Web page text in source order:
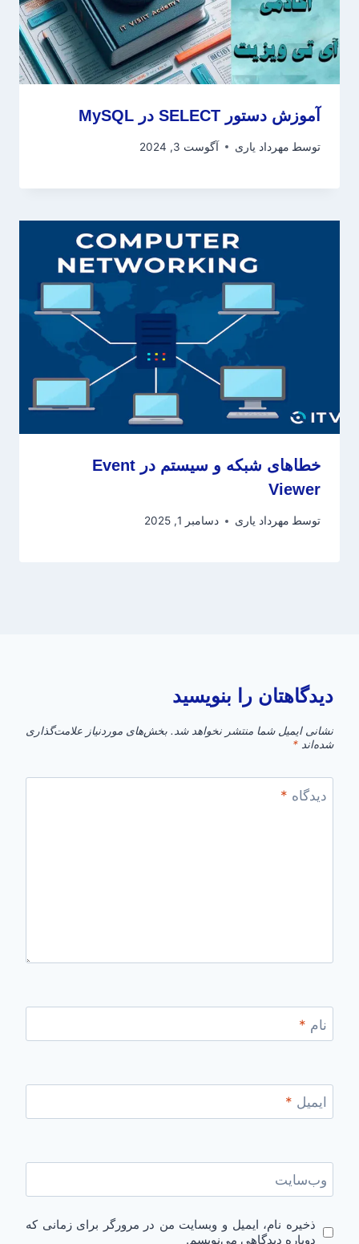
آموزش دستور SELECT در MySQL
توسط مهرداد یاری آگوست 3, 2024
خطاهای شبکه و سیستم در Event
Viewer
توسط مهرداد یاری دسامبر 1, 2025
دیدگاهتان را بنویسید
نشانی ایمیل شما منتشر نخواهد شد. بخش‌های موردنیاز علامت‌گذاری
شده‌اند *
دیدگاه *
نام *
ایمیل *
وب‌سایت
ذخیره نام، ایمیل و وبسایت من در مرورگر برای زمانی که
دوباره دیدگاهی می‌نویسم.